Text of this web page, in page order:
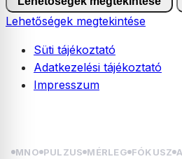
Lehetőségek megtekintése
Süti tájékoztató
Adatkezelési tájékoztató
Impresszum
content
MNO PULZUS MÉRLEG FÓKUSZ